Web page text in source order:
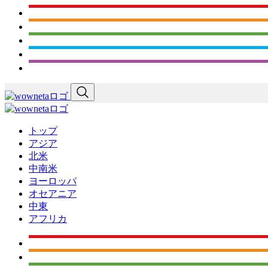
トップ
アジア
北米
中南米
ヨーロッパ
オセアニア
中東
アフリカ